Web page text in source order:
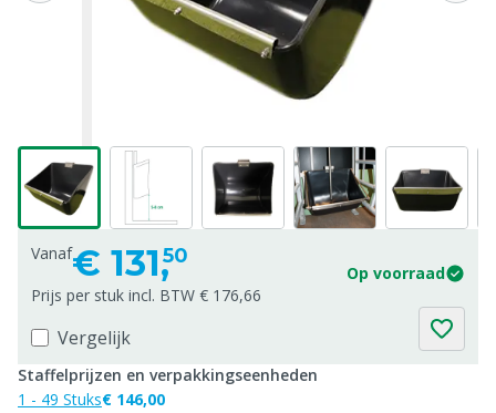
Vanaf€ 131,50
Op voorraad
Prijs per stuk incl. BTW € 176,66
Vergelijk
Staffelprijzen en verpakkingseenheden
1 - 49 Stuks€ 146,00